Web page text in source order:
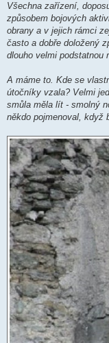
Všechna zařízení,
způsobem bojových
obrany a v jejich rámci
často a dobře doložený
dlouho velmi podstatnou
A máme to. Kde se
útočníky vzala? Velmi
smůla měla lít - smolný
někdo pojmenoval, když